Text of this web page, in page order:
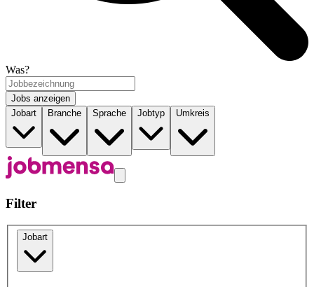
Was?
Jobs anzeigen
Jobart
Branche Sprache Jobtyp Umkreis
Filter
Jobart